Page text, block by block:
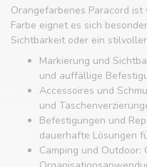
Orangefarbenes Paracord
Farbe eignet es sich
Sichtbarkeit oder ein
Markierung und
und auffällige
Accessoires und
und
Befestigungen und
dauerhafte Lösungen
Camping und